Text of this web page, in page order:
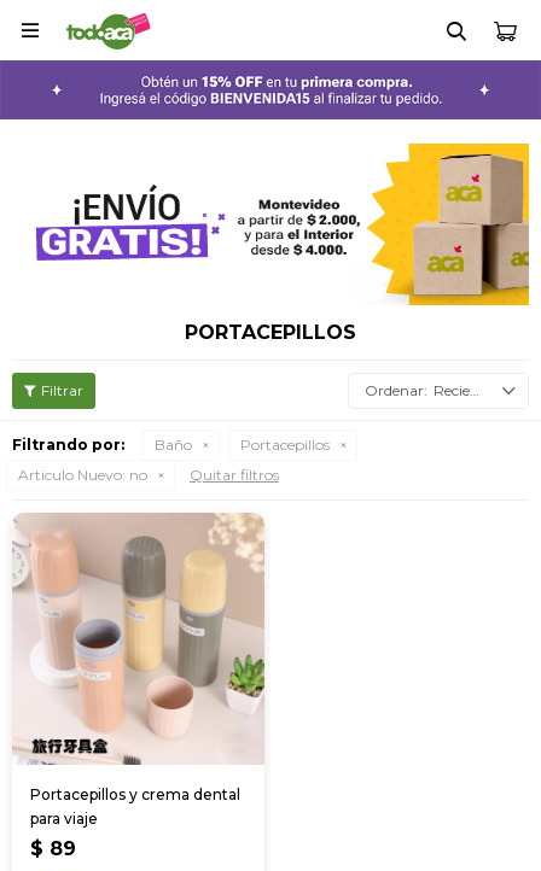

PORTACEPILLOS
Recientes
Filtrando por: Baño
Portacepillos
Articulo Nuevo: no Quitar filtros
Portacepillos y crema dental
para viaje
$ 89